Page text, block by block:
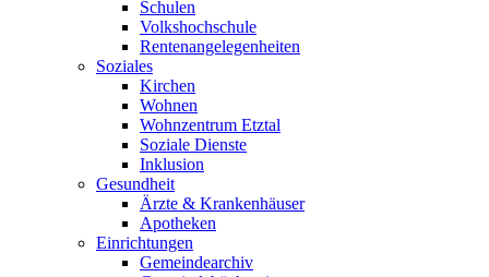
Schulen
Volkshochschule
Rentenangelegenheiten
Soziales
Kirchen
Wohnen
Wohnzentrum Etztal
Soziale Dienste
Inklusion
Gesundheit
Ärzte & Krankenhäuser
Apotheken
Einrichtungen
Gemeindearchiv